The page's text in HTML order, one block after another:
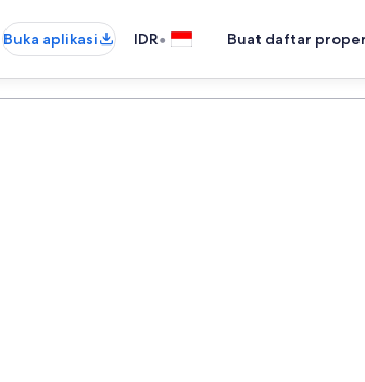
Buka aplikasi IDR• Buat daftar